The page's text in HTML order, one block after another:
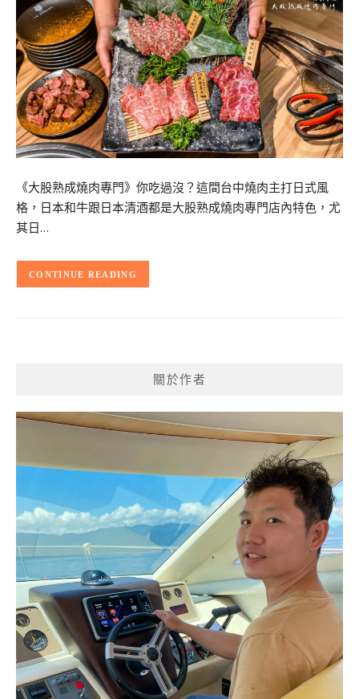
《大股熟成燒肉專門》你吃過沒？這間台中燒肉主打日式風
格，日本和牛跟日本清酒都是大股熟成燒肉專門店內特色，尤
其日…
CONTINUE READING
關於作者